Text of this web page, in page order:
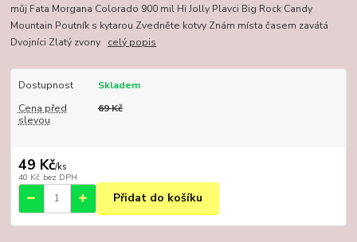
můj Fata Morgana Colorado 900 mil Hi Jolly Plavci Big Rock Candy
Mountain Poutník s kytarou Zvedněte kotvy Znám místa časem zavátá
Dvojníci Zlatý zvony celý popis
Dostupnost
Skladem
Cena před
slevou
69 Kč
49 Kč/ks
40 Kč bez DPH
Přidat do košíku